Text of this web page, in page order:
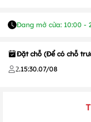
Đang mở cửa: 10:00 -
Đặt chỗ (Để có chỗ
2.15:30.07/08